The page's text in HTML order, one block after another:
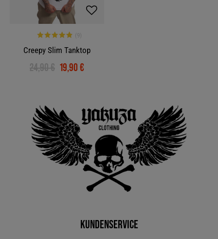
Creepy Slim Tanktop
24,90 € 19,90 €
Kundenservice